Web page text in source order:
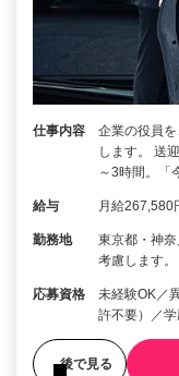
仕事内容
企業の役員
します。 送
～3時間。「
給与 月給
勤務地
東京都・神
考慮します。
応募資格
未経験OK／
許不要）／
後で見る